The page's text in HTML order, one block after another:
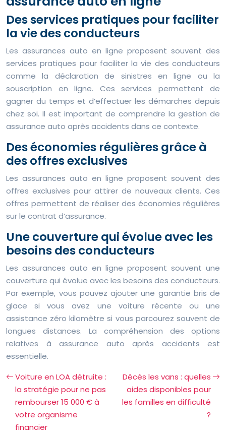
Des services pratiques pour faciliter
la vie des conducteurs
Les assurances auto en ligne proposent souvent des
services pratiques pour faciliter la vie des conducteurs
comme la déclaration de sinistres en ligne ou la
souscription en ligne. Ces services permettent de
gagner du temps et d’effectuer les démarches depuis
chez soi. Il est important de comprendre la gestion de
assurance auto après accidents dans ce contexte.
Des économies régulières grâce à
des offres exclusives
Les assurances auto en ligne proposent souvent des
offres exclusives pour attirer de nouveaux clients. Ces
offres permettent de réaliser des économies régulières
sur le contrat d’assurance.
Une couverture qui évolue avec les
besoins des conducteurs
Les assurances auto en ligne proposent souvent une
couverture qui évolue avec les besoins des conducteurs.
Par exemple, vous pouvez ajouter une garantie bris de
glace si vous avez une voiture récente ou une
assistance zéro kilomètre si vous parcourez souvent de
longues distances. La compréhension des options
relatives à assurance auto après accidents est
essentielle.
Voiture en LOA détruite :
la stratégie pour ne pas
rembourser 15 000 € à
votre organisme
financier
Décès les vans : quelles
aides disponibles pour
les familles en difficulté
?